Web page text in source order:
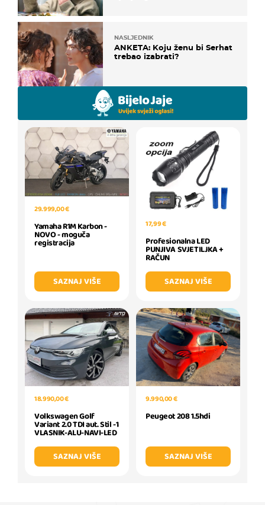
NASLJEDNIK
ANKETA: Koju ženu bi Serhat
trebao izabrati?
29.999,00 €
Yamaha R1M Karbon -
NOVO - moguča
registracija
SAZNAJ VIŠE
17,99 €
Profesionalna LED
PUNJIVA SVJETILJKA +
RAČUN
SAZNAJ VIŠE
18.990,00 €
Volkswagen Golf
Variant 2.0 TDI aut. Stil -1
VLASNIK-ALU-NAVI-LED
SAZNAJ VIŠE
9.990,00 €
Peugeot 208 1.5hdi
SAZNAJ VIŠE